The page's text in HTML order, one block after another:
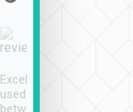
Excellent service. We have
used Tripool to travel